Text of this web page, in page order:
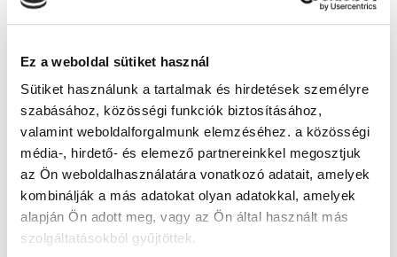
Ez a weboldal sütiket használ
Sütiket használunk a tartalmak és hirdetések személyre
szabásához, közösségi funkciók biztosításához,
valamint weboldalforgalmunk elemzéséhez. a közösségi
média-, hirdető- és elemező partnereinkkel megosztjuk
az Ön weboldalhasználatára vonatkozó adatait, amelyek
kombinálják a más adatokat olyan adatokkal, amelyek
alapján Ön adott meg, vagy az Ön által használt más
szolgáltatásokból gyűjtöttek.
Időtartam:4-5 hónap
Képzés ára: 159 000 Ft
egyösszegű befizetés esetén
Vizsgadíj:78 000 Ft
Vizsgadíj várható összege
A csoport a meghirdetett időpontban
biztosan indul!